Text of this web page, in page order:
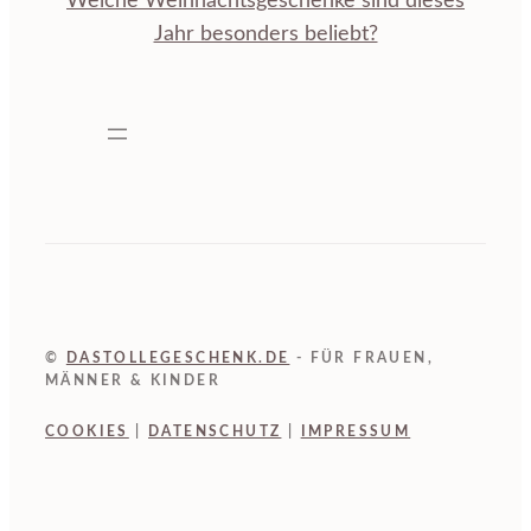
Jahr besonders beliebt?
© DASTOLLEGESCHENK.DE
- FÜR FRAUEN,
MÄNNER & KINDER
COOKIES DATENSCHUTZ IMPRESSUM